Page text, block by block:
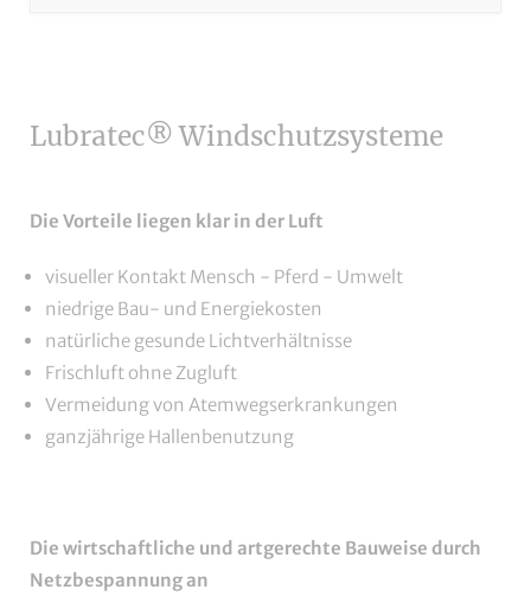
Lubratec® Windschutzsysteme
Die Vorteile liegen klar in der Luft
visueller Kontakt Mensch - Pferd - Umwelt
niedrige Bau- und Energiekosten
natürliche gesunde Lichtverhältnisse
Frischluft ohne Zugluft
Vermeidung von Atemwegserkrankungen
ganzjährige Hallenbenutzung
Die wirtschaftliche und artgerechte Bauweise durch
Netzbespannung an